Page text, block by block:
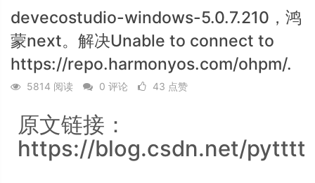
devecostudio-windows-5.0.7.210，鸿
蒙next。解决Unable to connect to
https://repo.harmonyos.com/ohpm/.
5814 阅读 0 评论 43 点赞
原文链接：
https://blog.csdn.net/